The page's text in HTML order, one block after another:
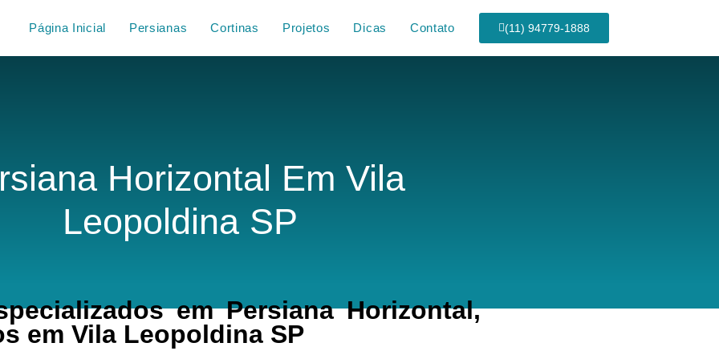
Página Inicial Persianas Cortinas Projetos Dicas Contato (11) 94779-1888
Horizontal Em Vila
Leopoldina SP
em Persiana Horizontal,
em Vila Leopoldina SP